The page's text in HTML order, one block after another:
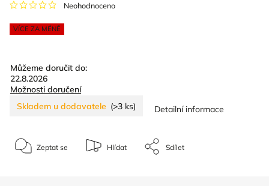
VÍCE ZA MÉNĚ
Neohodnoceno
Můžeme doručit do:
22.8.2026
Možnosti doručení
Skladem u dodavatele (>3 ks) Detailní informace
Zeptat se Hlídat Sdílet